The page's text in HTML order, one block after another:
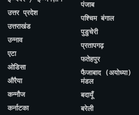
उत्तर प्रदेश
उत्तराखंड
उन्नाव
एटा
ओडिसा
औरैया
कन्नौज
कर्नाटका
पंजाब
पश्चिम बंगाल
पुडुचेरी
प्रतापगढ़
फतेहपुर
फैजाबाद (अयोध्या)
मंडल
बदायूँ
बरेली